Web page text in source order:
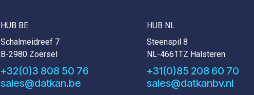
HUB BE
Schalmeidreef 7
B-2980 Zoersel
+32(0)3 808 50 76
sales@datkan.be
HUB NL
Steenspil 8
NL-4661TZ Halsteren
+31(0)85 208 60 70
sales@datkanbv.nl